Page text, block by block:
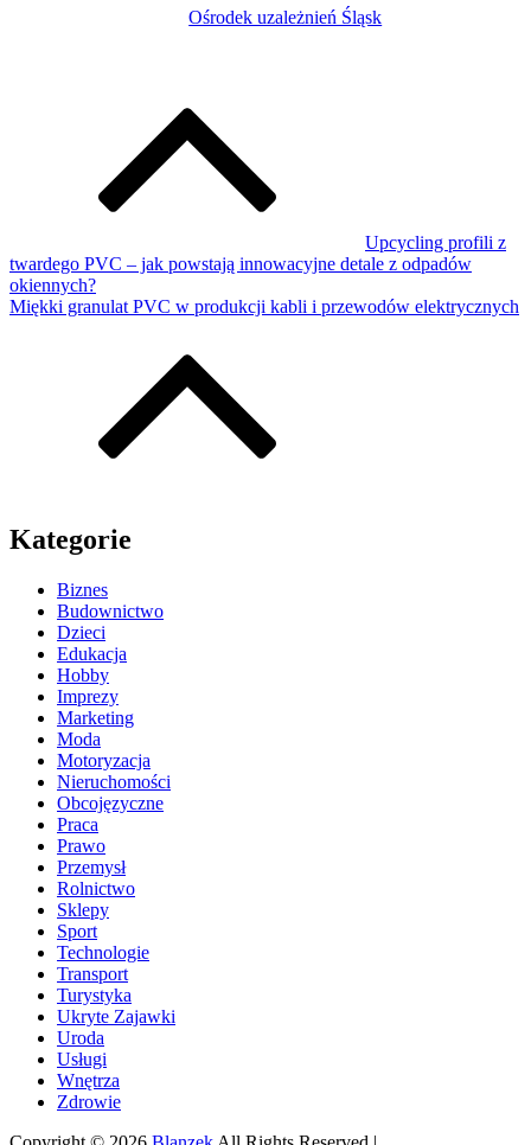
Ośrodek uzależnień Śląsk
Upcycling profili z
twardego PVC – jak powstają innowacyjne detale z odpadów
okiennych?
Miękki granulat PVC w produkcji kabli i przewodów elektrycznych
Kategorie
Biznes
Budownictwo
Dzieci
Edukacja
Hobby
Imprezy
Marketing
Moda
Motoryzacja
Nieruchomości
Obcojęzyczne
Praca
Prawo
Przemysł
Rolnictwo
Sklepy
Sport
Technologie
Transport
Turystyka
Ukryte Zajawki
Uroda
Usługi
Wnętrza
Zdrowie